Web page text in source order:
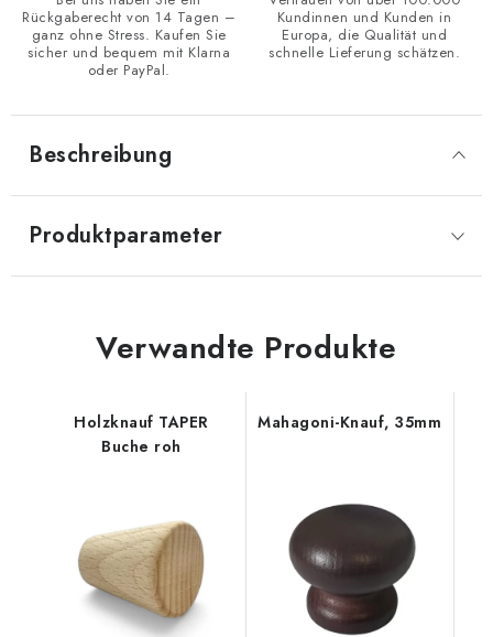
Rückgaberecht von 14 Tagen –
ganz ohne Stress. Kaufen Sie
sicher und bequem mit Klarna
oder PayPal.
Kundinnen und Kunden in
Europa, die Qualität und
schnelle Lieferung schätzen.
Beschreibung
Produktparameter
Verwandte Produkte
Holzknauf TAPER
Buche roh
Mahagoni-Knauf, 35mm